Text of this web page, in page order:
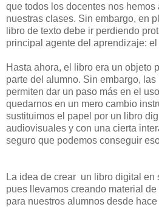
que todos los docentes nos
nuestras clases. Sin embargo, en
libro de texto debe ir perdiendo
principal agente del aprendizaje: el
Hasta ahora, el libro era un objeto
parte del alumno. Sin embargo,
permiten dar un paso más en el
quedarnos en un mero cambio
sustituimos el papel por un libro
audiovisuales y con una cierta
seguro que podemos conseguir
La idea de crear un libro digital en
pues llevamos creando material
para nuestros alumnos desde